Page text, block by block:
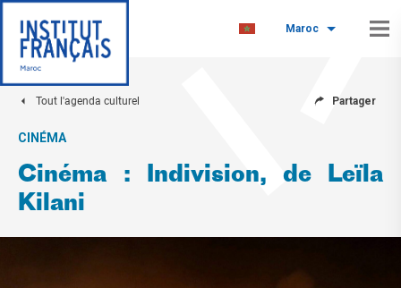
Maroc
Tout l'agenda culturel Partager
CINÉMA
Cinéma : Indivision, de Leïla
Kilani